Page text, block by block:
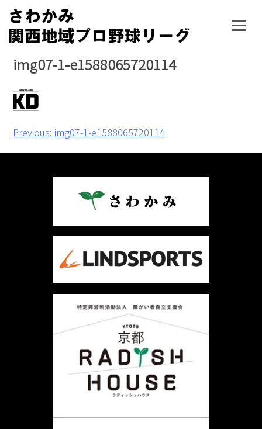
Skip
content
img07-1-e1588065720114
投
稿
Previous: img07-1-e1588065720114